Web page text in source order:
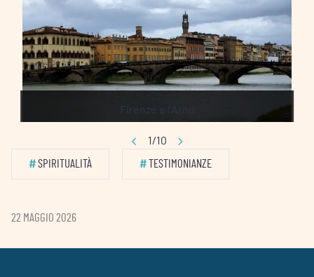
Firenze e l'Arno
1/10
#SPIRITUALITÀ #TESTIMONIANZE
22 MAGGIO 2026